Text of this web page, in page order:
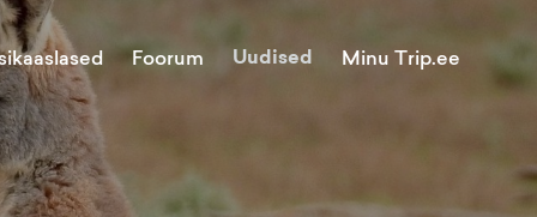
Foorum Uudised Minu Trip.ee